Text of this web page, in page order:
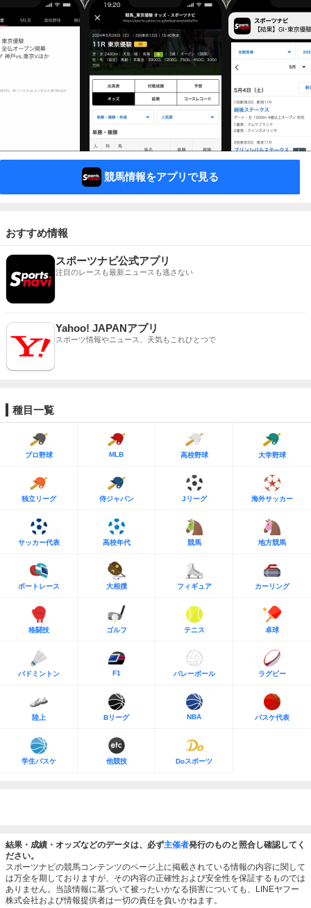
競馬情報をアプリで見る
おすすめ情報
スポーツナビ公式アプリ
注目のレースも最新ニュースも逃さない
Yahoo! JAPANアプリ
スポーツ情報やニュース、天気もこれひとつで
種目一覧
プロ野球 MLB 高校野球 大学野球
独立リーグ 侍ジャパン Jリーグ 海外サッカー
サッカー代表 高校年代 競馬 地方競馬
ボートレース 大相撲 フィギュア カーリング
格闘技 ゴルフ テニス 卓球
バドミントン F1 バレーボール ラグビー
陸上 Bリーグ NBA バスケ代表
学生バスケ 他競技 Doスポーツ
結果・成績・オッズなどのデータは、必ず主催者発行のものと照合し確認してく
ださい。
スポーツナビの競馬コンテンツのページ上に掲載されている情報の内容に関して
は万全を期しておりますが、その内容の正確性および安全性を保証するものでは
ありません。当該情報に基づいて被ったいかなる損害についても、LINEヤフー
株式会社および情報提供者は一切の責任を負いかねます。